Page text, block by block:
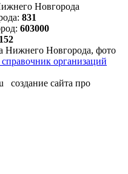
Новгорода
831
603000
организаций
создание сайта про